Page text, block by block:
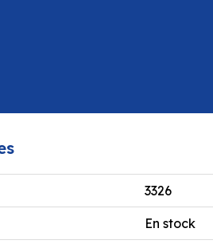
3326
En stock